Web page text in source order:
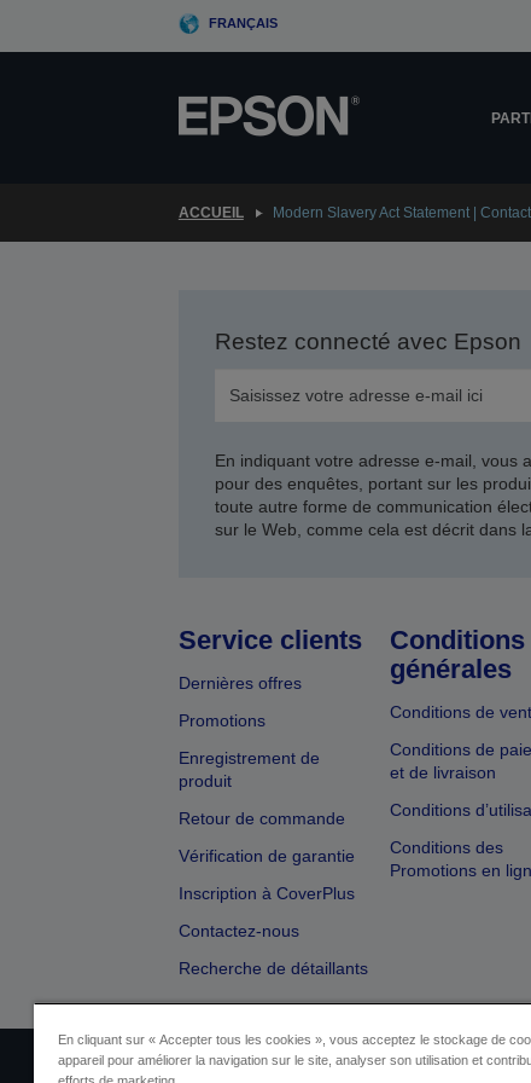
FRANÇAIS
ACCUEIL Modern Slavery Act Statement |
Restez connecté avec Epson
En indiquant votre adresse e-mail, vous
pour des enquêtes, portant sur les
toute autre forme de communication
sur le Web, comme cela est décrit dans
Service clients
Dernières offres
Promotions
Enregistrement de
produit
Retour de commande
Vérification de garantie
Inscription à CoverPlus
Contactez-nous
Recherche de détaillants
Conditions
générales
Conditions de
Conditions de
et de livraison
Conditions
Conditions des
Promotions en
Identification du vendeur
En cliquant sur « Accepter tous les cookies », vous acceptez le stockage de
appareil pour améliorer la navigation sur le site, analyser son utilisation et